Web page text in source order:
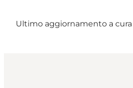
Ultimo aggiornamento a cura